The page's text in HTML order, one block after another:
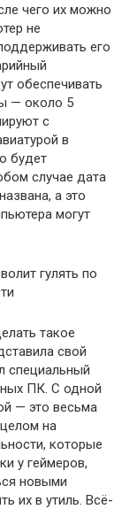
чего их можно
не
его
обеспечивать
— около 5
с
в
будет
случае дата
а это
могут
такое
свой
специальный
ПК. С одной
— это весьма
на
которые
у геймеров,
новыми
их в утиль. Всё-